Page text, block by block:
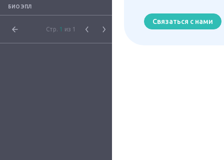
БИОЭПЛ
Стр. 1 из 1
Связаться с нами